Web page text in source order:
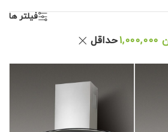
فیلتر ها
حداقل1,000,000